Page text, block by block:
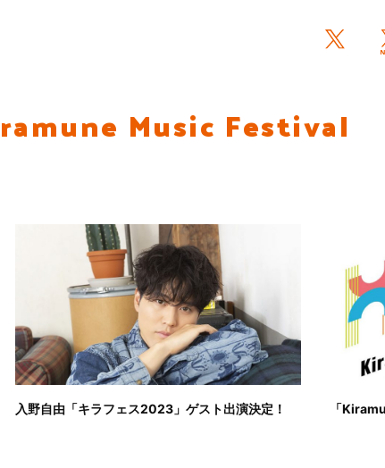
Music Festival
入野自由「キラフェス2023」ゲスト出演決定！ 「